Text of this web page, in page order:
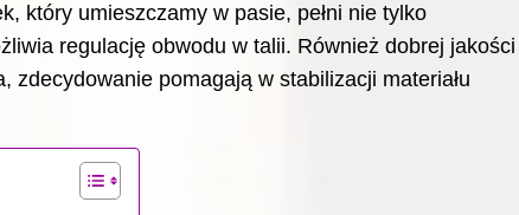
który umieszczamy w pasie, pełni nie tylko
regulację obwodu w talii. Również dobrej jakości
pomagają w stabilizacji materiału